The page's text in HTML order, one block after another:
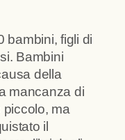
bambini, figli di
Bambini
della
mancanza di
ma
il